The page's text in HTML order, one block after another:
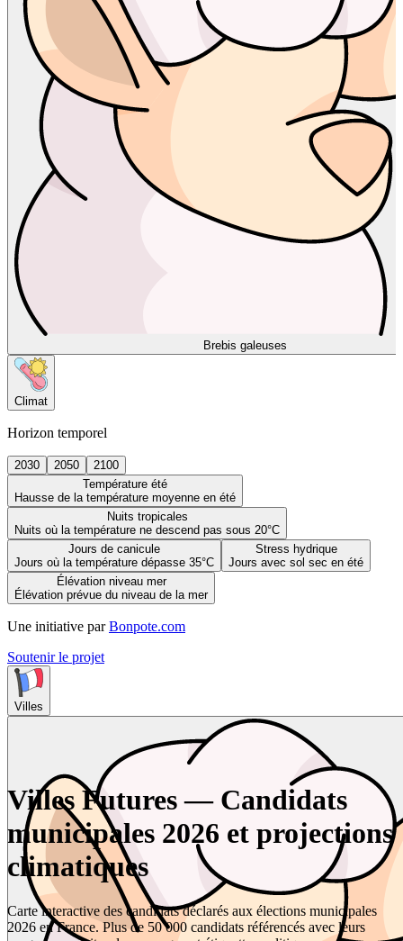
Brebis galeuses
Climat
Horizon temporel
2030 2050
2100
Température été
Hausse de la température moyenne en été
Nuits tropicales
Nuits où la température ne descend pas sous 20°C
Jours de canicule
Jours où la température dépasse 35°C
Stress hydrique
Jours avec sol sec en été
Élévation niveau mer
Élévation prévue du niveau de la mer
Une initiative par Bonpote.com
Soutenir le projet
Villes
Villes Futures — Candidats
municipales 2026 et projections
climatiques
Carte interactive des candidats déclarés aux élections municipales
2026 en France. Plus de 50 000 candidats référencés avec leurs